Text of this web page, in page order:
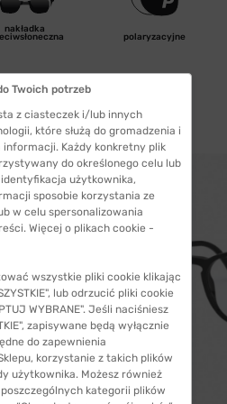
nakładka
polaryzacyjne
w 24h
Twoich potrzeb
z ciasteczek i/lub innych
które służą do gromadzenia i
Każdy konkretny plik
do określonego celu lub
użytkownika,
sposobie korzystania ze
w celu spersonalizowania
Więcej o plikach cookie -
wszystkie pliki cookie klikając
lub odrzucić pliki cookie
WYBRANE". Jeśli naciśniesz
zapisywane będą wyłącznie
do zapewnienia
korzystanie z takich plików
użytkownika. Możesz również
kategorii plików